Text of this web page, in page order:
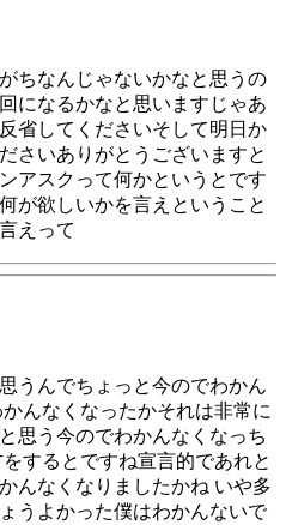
ちなんじゃないかなと思うの
になるかなと思いますじゃあ
省してくださいそして明日か
さいありがとうございますと
アスクって何かというとです
が欲しいかを言えということ
えって
うんでちょっと今のでわかん
んなくなったかそれは非常に
思う今のでわかんなくなっち
するとですね宣言的であれと
んなくなりましたかね いや多
うよかった僕はわかんないで